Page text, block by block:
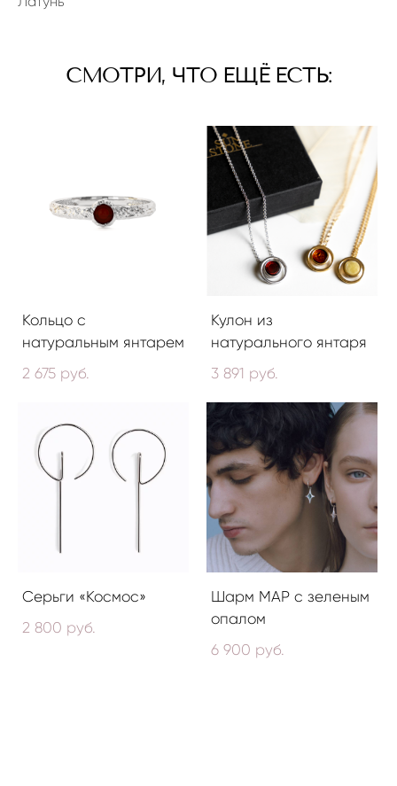
СМОТРИ, ЧТО ЕЩЁ ЕСТЬ:
Кольцо с
натуральным янтарем
2 675 pуб.
Кулон из
натурального янтаря
3 891 pуб.
Серьги «Космос»
2 800 pуб.
Шарм МАР с зеленым
опалом
6 900 pуб.